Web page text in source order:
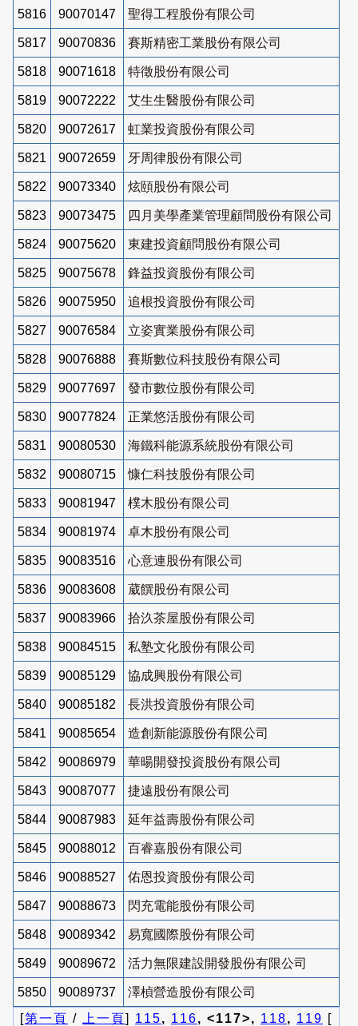
5816 90070147 聖得工程股份有限公司
5817 90070836 賽斯精密工業股份有限公司
5818 90071618 特徵股份有限公司
5819 90072222 艾生生醫股份有限公司
5820 90072617 虹業投資股份有限公司
5821 90072659 牙周律股份有限公司
5822 90073340 炫頤股份有限公司
5823 90073475 四月美學產業管理顧問股份有限公司
5824 90075620 東建投資顧問股份有限公司
5825 90075678 鋒益投資股份有限公司
5826 90075950 追根投資股份有限公司
5827 90076584 立姿實業股份有限公司
5828 90076888 賽斯數位科技股份有限公司
5829 90077697 發市數位股份有限公司
5830 90077824 正業悠活股份有限公司
5831 90080530 海鐵科能源系統股份有限公司
5832 90080715 慷仁科技股份有限公司
5833 90081947 樸木股份有限公司
5834 90081974 卓木股份有限公司
5835 90083516 心意連股份有限公司
5836 90083608 葳饌股份有限公司
5837 90083966 拾汣茶屋股份有限公司
5838 90084515 私塾文化股份有限公司
5839 90085129 協成興股份有限公司
5840 90085182 長洪投資股份有限公司
5841 90085654 造創新能源股份有限公司
5842 90086979 華暘開發投資股份有限公司
5843 90087077 捷遠股份有限公司
5844 90087983 延年益壽股份有限公司
5845 90088012 百睿嘉股份有限公司
5846 90088527 佑恩投資股份有限公司
5847 90088673 閃充電能股份有限公司
5848 90089342 易寬國際股份有限公司
5849 90089672 活力無限建設開發股份有限公司
5850 90089737
澤楨營造股份有限公司
[第一頁 / 上一頁] 115, 116, <117>, 118, 119 [